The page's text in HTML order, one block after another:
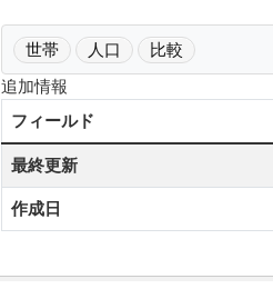
世帯 人口
比較
追加情報
フィールド
最終更新
作成日